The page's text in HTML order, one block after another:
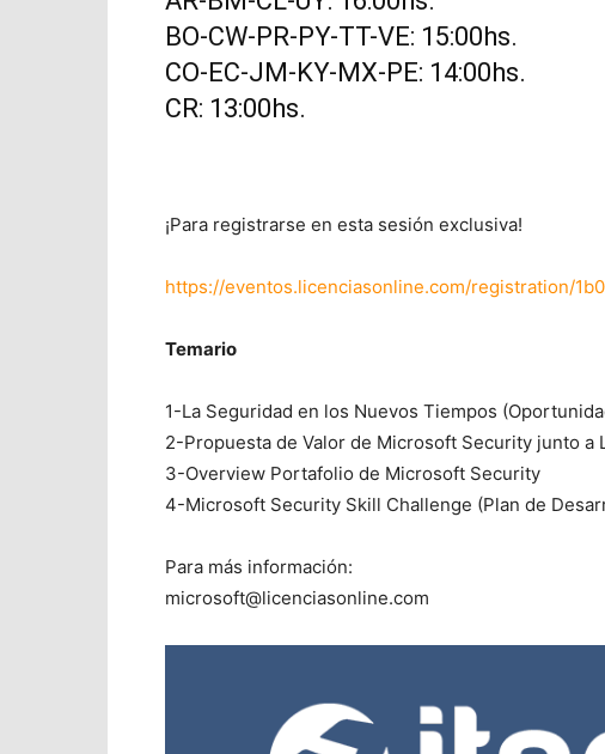
BO-CW-PR-PY-TT-VE: 15:00hs.
CO-EC-JM-KY-MX-PE: 14:00hs.
CR: 13:00hs.
¡Para registrarse en esta sesión exclusiva!
https://eventos.licenciasonline.com/registration/
Temario
1-La Seguridad en los Nuevos Tiempos
2-Propuesta de Valor de Microsoft Security junto a
3-Overview Portafolio de Microsoft Security
4-Microsoft Security Skill Challenge (Plan de
Para más información:
microsoft@licenciasonline.com